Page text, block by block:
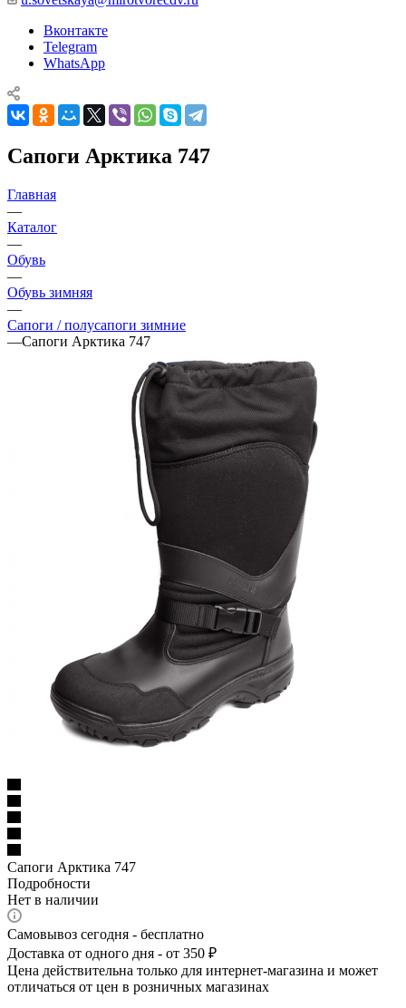
Вконтакте
Telegram
WhatsApp
Сапоги Арктика 747
Главная
—
Каталог
—
Обувь
—
Обувь зимняя
—
Сапоги / полусапоги зимние
—Сапоги Арктика 747
Сапоги Арктика 747
Подробности
Нет в наличии
Самовывоз сегодня - бесплатно
Доставка от одного дня - от 350 ₽
Цена действительна только для интернет-магазина и может
отличаться от цен в розничных магазинах